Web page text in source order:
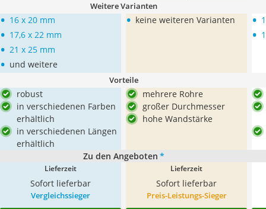
Weitere Varianten
• 16 x 20 mm
• 17,6 x 22 mm
• 21 x 25 mm
• und weitere
• keine weiteren Varianten •
•
Vorteile
robust
in verschiedenen Farben
erhältlich
in verschiedenen Längen
erhältlich
mehrere Rohre
großer Durchmesser
hohe Wandstärke
Zu den Angeboten *
Lieferzeit
Sofort lieferbar
Lieferzeit
Sofort lieferbar
Vergleichssieger Preis-Leistungs-Sieger